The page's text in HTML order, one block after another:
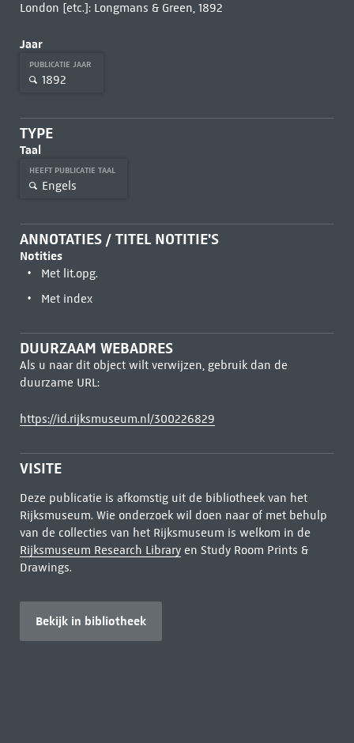
London [etc.]: Longmans & Green, 1892
Jaar
PUBLICATIE JAAR
1892
TYPE
Taal
HEEFT PUBLICATIE TAAL
Engels
ANNOTATIES / TITEL NOTITIE'S
Notities
Met lit.opg.
Met index
DUURZAAM WEBADRES
Als u naar dit object wilt verwijzen, gebruik dan de
duurzame URL:
https://id.rijksmuseum.nl/300226829
VISITE
Deze publicatie is afkomstig uit de bibliotheek van het
Rijksmuseum. Wie onderzoek wil doen naar of met behulp
van de collecties van het Rijksmuseum is welkom in de
Rijksmuseum Research Libraryen Study Room Prints &
Drawings.
Bekijk in bibliotheek